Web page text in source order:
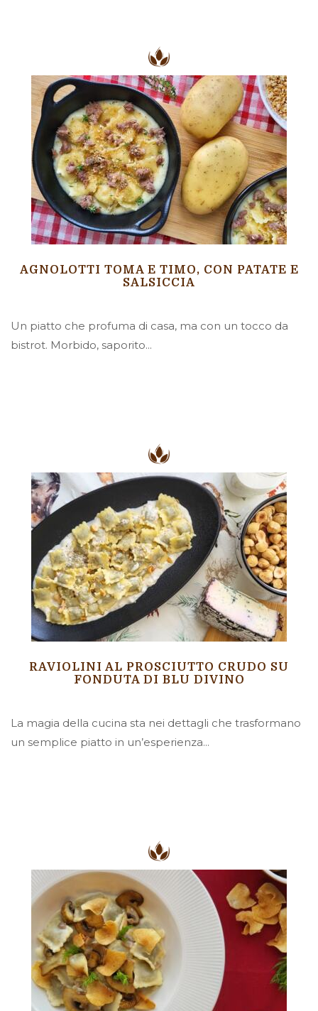
AGNOLOTTI TOMA E TIMO, CON PATATE E
SALSICCIA
Un piatto che profuma di casa, ma con un tocco da
bistrot. Morbido, saporito...
RAVIOLINI AL PROSCIUTTO CRUDO SU
FONDUTA DI BLU DIVINO
La magia della cucina sta nei dettagli che trasformano
un semplice piatto in un’esperienza...